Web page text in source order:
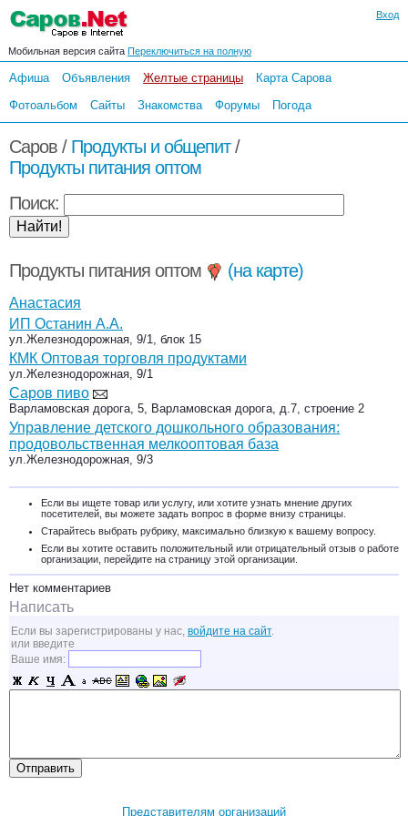
Вход
Мобильная версия сайта Переключиться на полную
Афиша Объявления Желтые страницы
Карта Сарова
Фотоальбом
Сайты Знакомства Форумы Погода
Саров / Продукты и общепит/
Продукты питания оптом
Поиск:
Продукты питания оптом (на карте)
Анастасия
ИП Останин А.А.
ул.Железнодорожная, 9/1, блок 15
КМК Оптовая торговля продуктами
ул.Железнодорожная, 9/1
Саров пиво
Варламовская дорога, 5, Варламовская дорога, д.7, строение 2
Управление детского дошкольного образования:
продовольственная мелкооптовая база
ул.Железнодорожная, 9/3
Если вы ищете товар или услугу, или хотите узнать мнение других
посетителей, вы можете задать вопрос в форме внизу страницы.
Старайтесь выбрать рубрику, максимально близкую к вашему вопросу.
Если вы хотите оставить положительный или отрицательный отзыв о работе
организации, перейдите на страницу этой организации.
Нет комментариев
Написать
Если вы зарегистрированы у нас, войдите на сайт.
или введите
Ваше имя:
Представителям организаций